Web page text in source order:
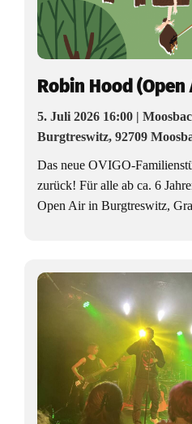
Robin Hood (Open
5. Juli 2026 16:00 |
Burgtreswitz, 92709
Das neue OVIGO-
zurück! Für alle ab ca. 6
Open Air in Burgtreswitz,